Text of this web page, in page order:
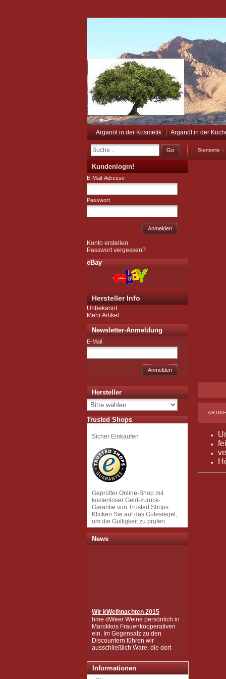
Arganöl in der Kosmetik Arganöl in der
Go Startseite »
Kundenlogin!
E-Mail-Adresse
Passwort
Anmelden
Konto erstellen
Passwort vergessen?
eBay
Hersteller Info
Unbekannt
Mehr Artikel
Newsletter-Anmeldung
E-Mail
Anmelden
Hersteller
Trusted Shops
Sicher Einkaufen
Geprüfter Online-Shop mit
kostenloser Geld-zurück-
Garantie von Trusted Shops.
Klicken Sie auf das Gütesiegel,
um die Gültigkeit zu prüfen.
News
hme dWeer Weine persönlich in
Marokkos Frauenkooperativen
ein. Im Gegensatz zu den
Discountern führen wir
ausschließlich Ware, die dort
gesammelt und hergestellt
Handarbeit zu den wertvollen
Produkten wurden, wie Sie sie
Informationen